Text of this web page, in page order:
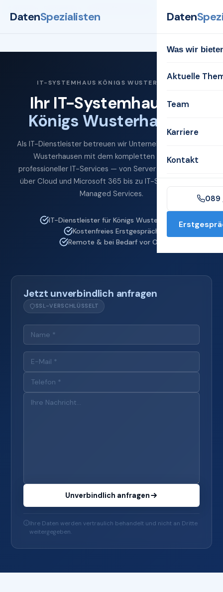
DatenSpezialisten Daten
Was wir
Aktuelle
Team
Karriere
Kontakt
089
IT-SYSTEMHAUS KÖNIGS WUSTERHAUSEN
Ihr IT-Systemhaus für
Königs Wusterhausen
Als IT-Dienstleister betreuen wir Unternehmen in Königs
Wusterhausen mit dem kompletten Spektrum
professioneller IT-Services — von Server und Netzwerk
über Cloud und Microsoft 365 bis zu IT-Sicherheit und
Managed Services.
IT-Dienstleister für Königs Wusterhausen
Kostenfreies Erstgespräch
Remote & bei Bedarf vor Ort
Jetzt unverbindlich anfragen
SSL-VERSCHLÜSSELT
Unverbindlich anfragen
Ihre Daten werden vertraulich behandelt und nicht an Dritte
weitergegeben.